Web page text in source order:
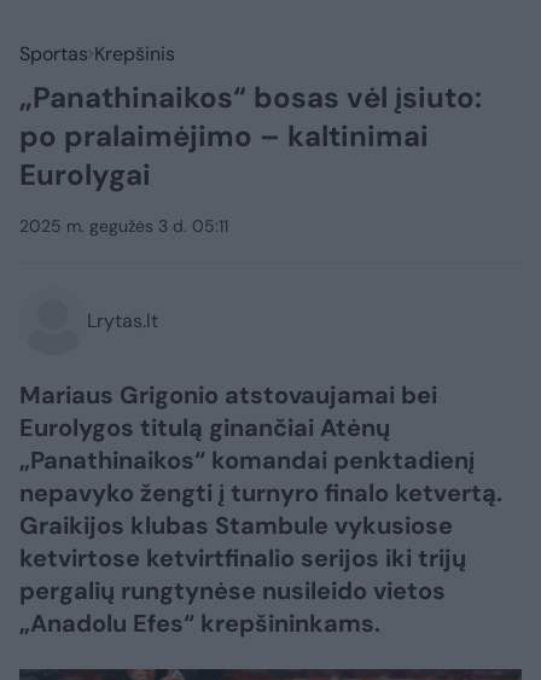
Sportas Krepšinis
„Panathinaikos“ bosas vėl įsiuto:
po pralaimėjimo – kaltinimai
Eurolygai
2025 m. gegužės 3 d. 05:11
Lrytas.lt
Mariaus Grigonio atstovaujamai bei
Eurolygos titulą ginančiai Atėnų
„Panathinaikos“ komandai penktadienį
nepavyko žengti į turnyro finalo ketvertą.
Graikijos klubas Stambule vykusiose
ketvirtose ketvirtfinalio serijos iki trijų
pergalių rungtynėse nusileido vietos
„Anadolu Efes“ krepšininkams.